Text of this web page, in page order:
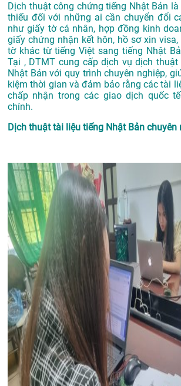
Dịch thuật công chứng tiếng Nhật Bản
thiếu đối với những ai cần chuyển đổi
như giấy tờ cá nhân, hợp đồng kinh
giấy chứng nhận kết hôn, hồ sơ xin
tờ khác từ tiếng Việt sang tiếng Nhật
Tại , DTMT cung cấp dịch vụ dịch
Nhật Bản với quy trình chuyên nghiệp,
kiệm thời gian và đảm bảo rằng các tài
chấp nhận trong các giao dịch quốc
chính.
Dịch thuật tài liệu tiếng Nhật Bản chuyên